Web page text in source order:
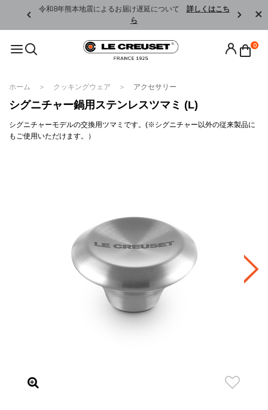
令和8年熊本地震によるお届け遅延について 詳しくはこち
ら
0
ホーム クッキングウェア アクセサリー
シグニチャー鍋用ステンレスツマミ (L)
シグニチャーモデルの交換用ツマミです。(※シグニチャー以外の従来製品に
もご使用いただけます。）